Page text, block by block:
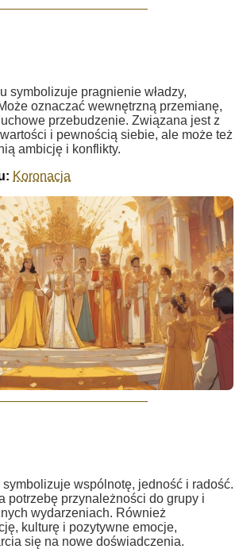
symbolizuje pragnienie władzy,
oznaczać wewnętrzną przemianę,
przebudzenie. Związana jest z
i pewnością siebie, ale może też
ambicję i konflikty.
Koronacja
wspólnotę, jedność i radość.
potrzebę przynależności do grupy i
wydarzeniach. Również
kulturę i pozytywne emocje,
się na nowe doświadczenia.